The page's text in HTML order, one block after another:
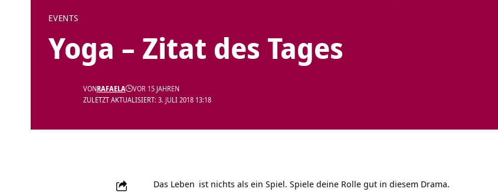
EVENTS
Yoga – Zitat des Tages
ZULETZT AKTUALISIERT: 3. JULI 2018 13:18
VONRAFAELA VOR 15 JAHREN
Das Leben ist nichts als ein Spiel. Spiele deine Rolle gut in diesem Drama.